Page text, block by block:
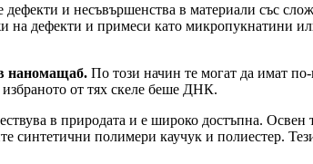
и несъвършенства в материали със
на дефекти и примеси като микропукнатини
наномащаб. По този начин те могат да имат
от тях скеле беше ДНК.
в природата и е широко достъпна. Освен
полимери каучук и полиестер.